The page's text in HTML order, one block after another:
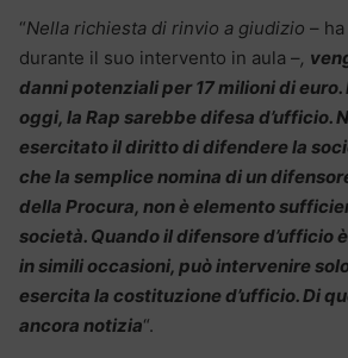
“Nella richiesta di rinvio a giudizio –
durante il suo intervento in aula –,
danni potenziali per 17 milioni di euro.
oggi, la Rap sarebbe difesa d’ufficio.
esercitato il diritto di difendere la
che la semplice nomina di un
della Procura, non è elemento
società. Quando il difensore d’ufficio
in simili occasioni, può intervenire
esercita la costituzione d’ufficio. Di
ancora notizia“.